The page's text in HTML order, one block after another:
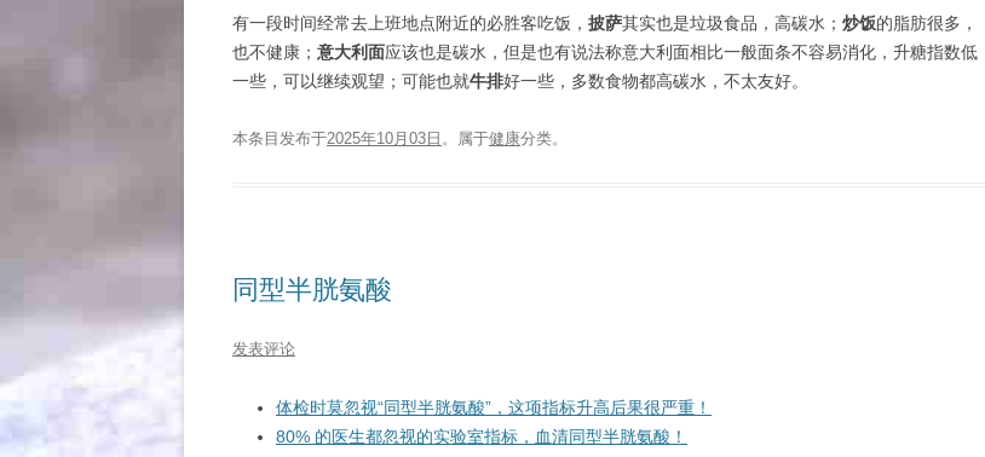
有一段时间经常去上班地点附近的必胜客吃饭， 披萨其实也是垃圾食品，高碳水； 炒饭的脂肪很多，
也不健康； 意大利面应该也是碳水，但是也有说法称意大利面相比一般面条不容易消化，升糖指数低
一些，可以继续观望；可能也就牛排好一些，多数食物都高碳水，不太友好。
本条目发布于2025年10月03日 。属于健康分类。
同型半胱氨酸
发表评论
体检时莫忽视“同型半胱氨酸”，这项指标升高后果很严重！
80% 的医生都忽视的实验室指标，血清同型半胱氨酸！